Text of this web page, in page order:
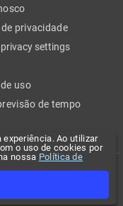
experiência. Ao utilizar
o uso de cookies por
nossa Política de
privacidade
settings
uso
de tempo
direitos reservados.